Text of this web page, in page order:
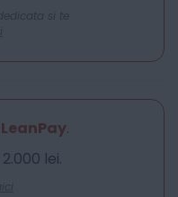
si te
LeanPay.
lei.